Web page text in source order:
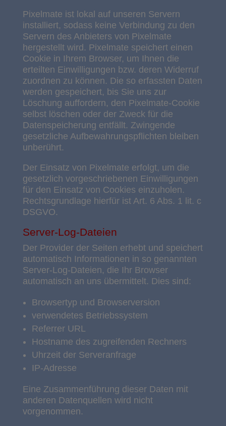
Pixelmate ist lokal auf unseren Servern
installiert, sodass keine Verbindung zu den
Servern des Anbieters von Pixelmate
hergestellt wird. Pixelmate speichert einen
Cookie in Ihrem Browser, um Ihnen die
erteilten Einwilligungen bzw. deren Widerruf
zuordnen zu können. Die so erfassten Daten
werden gespeichert, bis Sie uns zur
Löschung auffordern, den Pixelmate-Cookie
selbst löschen oder der Zweck für die
Datenspeicherung entfällt. Zwingende
gesetzliche Aufbewahrungspflichten bleiben
unberührt.
Der Einsatz von Pixelmate erfolgt, um die
gesetzlich vorgeschriebenen Einwilligungen
für den Einsatz von Cookies einzuholen.
Rechtsgrundlage hierfür ist Art. 6 Abs. 1 lit. c
DSGVO.
Server-Log-Dateien
Der Provider der Seiten erhebt und speichert
automatisch Informationen in so genannten
Server-Log-Dateien, die Ihr Browser
automatisch an uns übermittelt. Dies sind:
Browsertyp und Browserversion
verwendetes Betriebssystem
Referrer URL
Hostname des zugreifenden Rechners
Uhrzeit der Serveranfrage
IP-Adresse
Eine Zusammenführung dieser Daten mit
anderen Datenquellen wird nicht
vorgenommen.